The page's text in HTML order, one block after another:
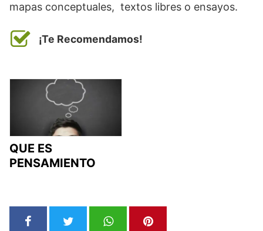
mapas conceptuales, textos libres o ensayos.
¡Te Recomendamos!
QUE ES
PENSAMIENTO